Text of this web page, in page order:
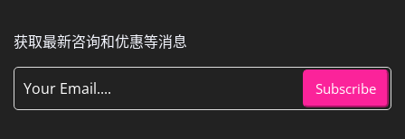
获取最新咨询和优惠等消息
Subscribe